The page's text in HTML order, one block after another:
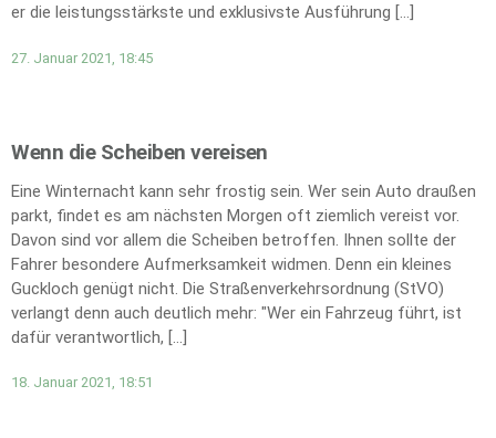
er die leistungsstärkste und exklusivste Ausführung […]
27. Januar 2021, 18:45
Wenn die Scheiben vereisen
Eine Winternacht kann sehr frostig sein. Wer sein Auto draußen
parkt, findet es am nächsten Morgen oft ziemlich vereist vor.
Davon sind vor allem die Scheiben betroffen. Ihnen sollte der
Fahrer besondere Aufmerksamkeit widmen. Denn ein kleines
Guckloch genügt nicht. Die Straßenverkehrsordnung (StVO)
verlangt denn auch deutlich mehr: "Wer ein Fahrzeug führt, ist
dafür verantwortlich, […]
18. Januar 2021, 18:51